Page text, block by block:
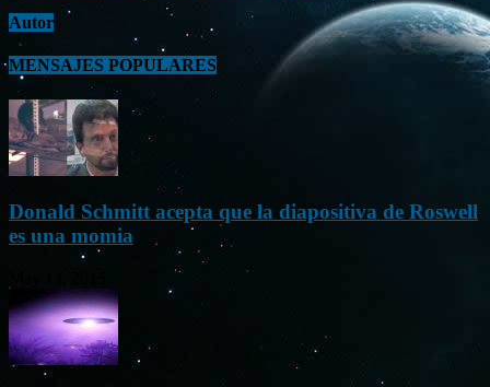
Autor
MENSAJES POPULARES
Donald Schmitt acepta que la diapositiva de Roswell
es una momia